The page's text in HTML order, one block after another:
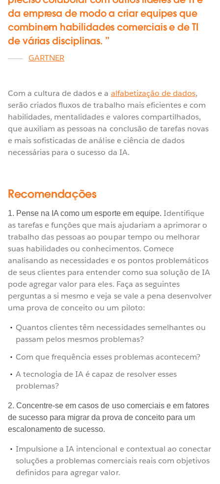
da empresa de modo a criar equipes que
combinem habilidades comerciais e de TI
de várias disciplinas.
GARTNER
Com a cultura de dados e a alfabetização de dados,
serão criados fluxos de trabalho mais eficientes e com
habilidades, mentalidades e valores compartilhados,
que auxiliam as pessoas na conclusão de tarefas novas
e mais sofisticadas de análise e ciência de dados
necessárias para o sucesso da IA.
Recomendações
1. Pense na IA como um esporte em equipe. Identifique
as tarefas e funções que mais ajudariam a aprimorar o
trabalho das pessoas ao poupar tempo ou melhorar
suas habilidades ou conhecimentos. Comece
analisando as necessidades e os pontos problemáticos
de seus clientes para entender como sua solução de IA
pode agregar valor para eles. Faça as seguintes
perguntas a si mesmo e veja se vale a pena desenvolver
uma prova de conceito ou um piloto:
Quantos clientes têm necessidades semelhantes ou
passam pelos mesmos problemas?
Com que frequência esses problemas acontecem?
A tecnologia de IA é capaz de resolver esses
problemas?
2. Concentre-se em casos de uso comerciais e em fatores
de sucesso para migrar da prova de conceito para um
escalonamento de sucesso.
Impulsione a IA intencional e contextual ao conectar
soluções a problemas comerciais reais com objetivos
definidos para agregar valor.